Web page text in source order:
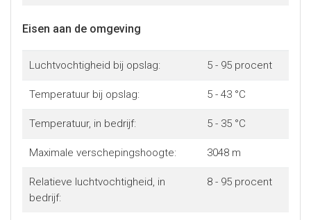
Eisen aan de omgeving
Luchtvochtigheid bij opslag: 5 - 95 procent
Temperatuur bij opslag: 5 - 43 °C
Temperatuur, in bedrijf: 5 - 35 °C
Maximale verschepingshoogte: 3048 m
Relatieve luchtvochtigheid, in
bedrijf:
8 - 95 procent